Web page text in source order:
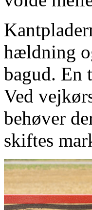
hældning
bagud. En
Ved
behøver
skiftes